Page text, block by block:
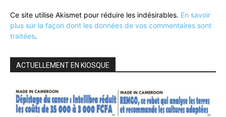
Ce site utilise Akismet pour réduire les indésirables. En savoir
plus sur la façon dont les données de vos commentaires sont
traitées.
ACTUELLEMENT EN KIOSQUE